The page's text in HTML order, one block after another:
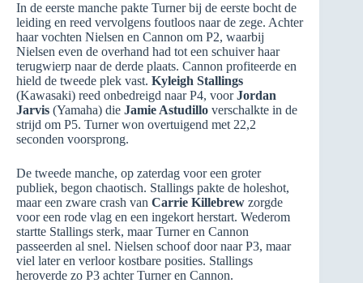
In de eerste manche pakte Turner bij de eerste bocht de
leiding en reed vervolgens foutloos naar de zege. Achter
haar vochten Nielsen en Cannon om P2, waarbij
Nielsen even de overhand had tot een schuiver haar
terugwierp naar de derde plaats. Cannon profiteerde en
hield de tweede plek vast. Kyleigh Stallings
(Kawasaki) reed onbedreigd naar P4, voorJordan
Jarvis (Yamaha) die Jamie Astudillo verschalkte in de
strijd om P5. Turner won overtuigend met 22,2
seconden voorsprong.
De tweede manche, op zaterdag voor een groter
publiek, begon chaotisch. Stallings pakte de holeshot,
maar een zware crash van Carrie Killebrew zorgde
voor een rode vlag en een ingekort herstart. Wederom
startte Stallings sterk, maar Turner en Cannon
passeerden al snel. Nielsen schoof door naar P3, maar
viel later en verloor kostbare posities. Stallings
heroverde zo P3 achter Turner en Cannon.